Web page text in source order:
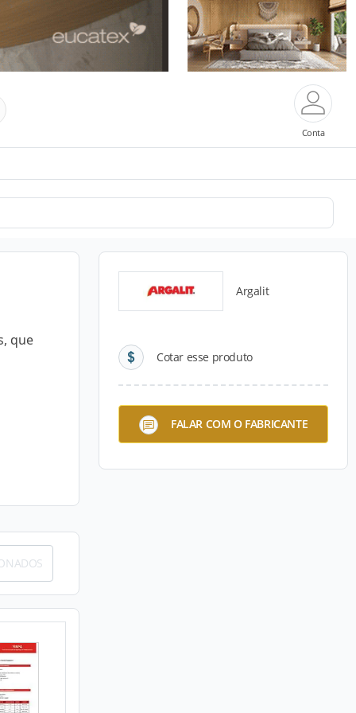
Conta
que
Argalit
Cotar esse produto
FALAR COM O FABRICANTE